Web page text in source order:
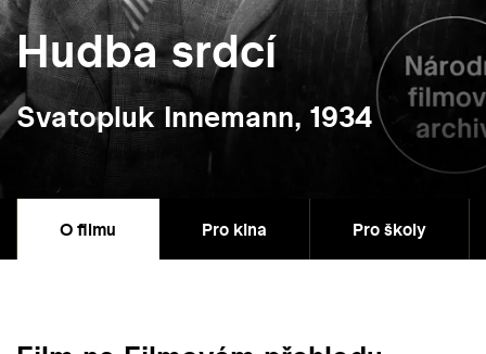
Hudba srdcí
Svatopluk Innemann, 1934
O filmu Pro kina Pro školy